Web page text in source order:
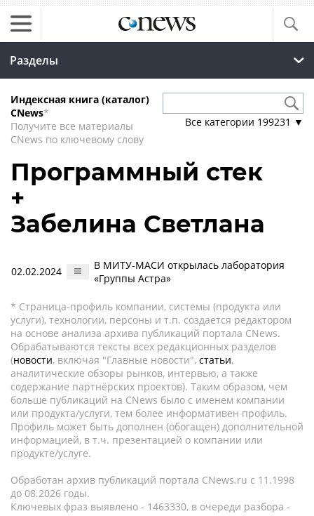
Разделы
Индексная книга (каталог)
CNews*
Получите все материалы
CNews по ключевому слову
Все категории 199231 ▼
Программный стек
+
Забелина Светлана
02.02.2024
В МИТУ-МАСИ открылась лаборатория
«Группы Астра»
* Страница-профиль компании, системы (продукта или
услуги), технологии, персоны и т.п. создается редактором
на основе анализа архива публикаций портала CNews.
Обрабатываются тексты всех редакционных разделов
(новости, включая "Главные новости", статьи,
аналитические обзоры рынков, интервью, а также
содержание партнёрских проектов). Таким образом, чем
больше публикаций на CNews было с именем компании
или продукта/услуги, тем более информативен профиль.
Профиль может быть дополнен (обогащен) дополнительной
информацией, в т.ч. презентацией о компании или
продукте/услуге.
Обработан архив публикаций портала CNews.ru c 11.1998
до 08.2026 годы.
Ключевых фраз выявлено - 1463330, в очереди разбора -